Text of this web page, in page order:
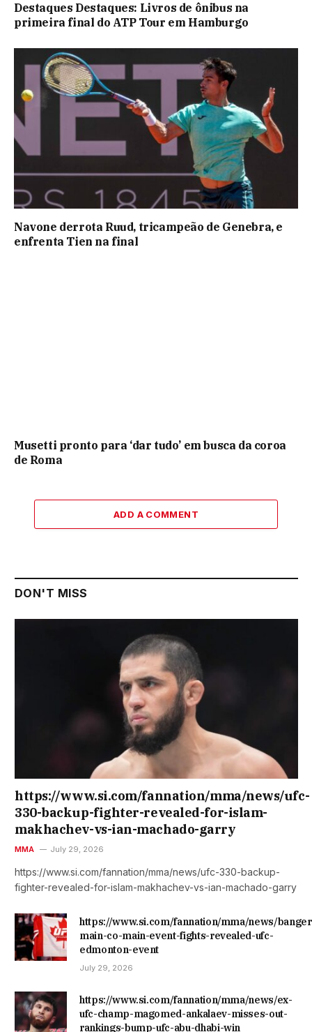
Destaques Destaques: Livros de ônibus na
primeira final do ATP Tour em Hamburgo
Navone derrota Ruud, tricampeão de Genebra, e
enfrenta Tien na final
Musetti pronto para ‘dar tudo’ em busca da coroa
de Roma
ADD A COMMENT
DON'T MISS
https://www.si.com/fannation/mma/news/ufc-
330-backup-fighter-revealed-for-islam-
makhachev-vs-ian-machado-garry
MMA July 29, 2026
https://www.si.com/fannation/mma/news/ufc-330-backup-
fighter-revealed-for-islam-makhachev-vs-ian-machado-garry
https://www.si.com/fannation/mma/news/
main-co-main-event-fights-revealed-ufc-
edmonton-event
July 29, 2026
https://www.si.com/fannation/mma/news/ex-
ufc-champ-magomed-ankalaev-misses-out-
rankings-bump-ufc-abu-dhabi-win